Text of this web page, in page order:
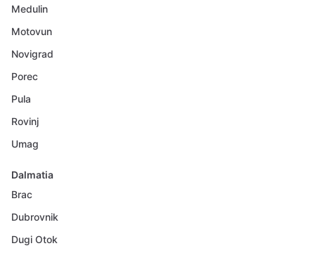
Medulin
Motovun
Novigrad
Porec
Pula
Rovinj
Umag
Dalmatia
Brac
Dubrovnik
Dugi Otok